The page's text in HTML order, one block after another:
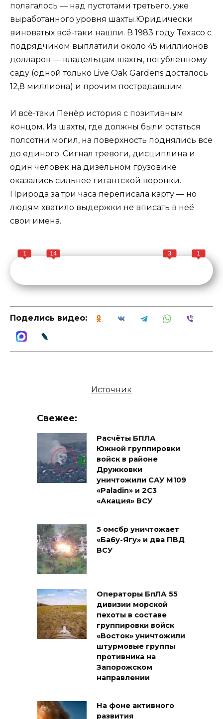
полагалось — над пустотами третьего, уже
выработанного уровня шахты.Юридически
виноватых всё-таки нашли. В 1983 году Texaco с
подрядчиком выплатили около 45 миллионов
долларов — владельцам шахты, погубленному
саду (одной только Live Oak Gardens досталось
12,8 миллиона) и прочим пострадавшим.
И всё-таки Пенёр история с позитивным
концом. Из шахты, где должны были остаться
полсотни могил, на поверхность поднялись все
до единого. Сигнал тревоги, дисциплина и
один человек на дизельном грузовике
оказались сильнее гигантской воронки.
Природа за три часа переписала карту — но
людям хватило выдержки не вписать в неё
свои имена.
1 14 3 1
Поделись видео:
Источник
Свежее:
Расчёты БПЛА
Южной группировки
войск в районе
Дружковки
уничтожили САУ M109
«Paladin» и 2С3
«Акация» ВСУ
5 омсбр уничтожает
«Бабу-Ягу» и два ПВД
ВСУ
Операторы БпЛА 55
дивизии морской
пехоты в составе
группировки войск
«Восток» уничтожили
штурмовые группы
противника на
Запорожском
направлении
На фоне активного
развития